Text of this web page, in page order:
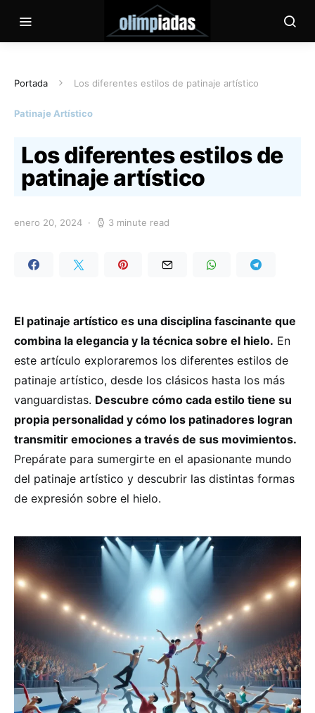
Portada Los diferentes estilos de patinaje artístico
Patinaje Artístico
Los diferentes estilos de
patinaje artístico
enero 20, 2024 3 minute read
El patinaje artístico es una disciplina fascinante que
combina la elegancia y la técnica sobre el hielo. En
este artículo exploraremos los diferentes estilos de
patinaje artístico, desde los clásicos hasta los más
vanguardistas. Descubre cómo cada estilo tiene su
propia personalidad y cómo los patinadores logran
transmitir emociones a través de sus movimientos.
Prepárate para sumergirte en el apasionante mundo
del patinaje artístico y descubrir las distintas formas
de expresión sobre el hielo.